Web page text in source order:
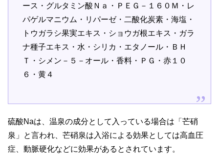
ース・グルタミン酸Ｎａ・ＰＥＧ－１６０Ｍ・レ
パゲルマニウム・リパーゼ・二酸化炭素・海塩・
トウガラシ果実エキス・ショウガ根エキス・ガラ
ナ種子エキス・水・シリカ・エタノール・ＢＨ
Ｔ・シメン－５－オール・香料・ＰＧ・赤１０
６・黄４
硫酸Naは、温泉の成分として入っている場合は「芒硝
泉」と言われ、芒硝泉は入浴による効果としては高血圧
症、動脈硬化などに効果があるとされています。